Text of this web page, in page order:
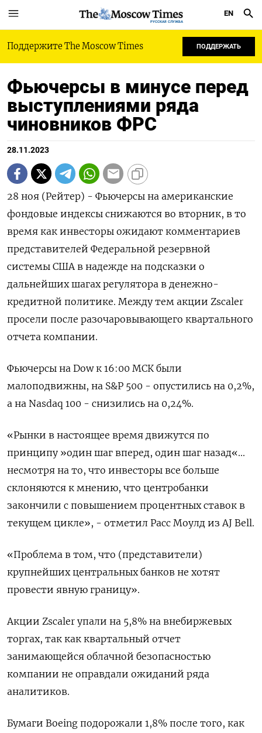
РУССКАЯ СЛУЖБА
EN
Поддержите The Moscow Times ПОДДЕРЖАТЬ
Фьючерсы в минусе перед
выступлениями ряда
чиновников ФРС
28.11.2023
28 ноя (Рейтер) - Фьючерсы на американские
фондовые индексы снижаются во вторник, в то
время как инвесторы ожидают комментариев
представителей Федеральной резервной
системы США в надежде на подсказки о
дальнейших шагах регулятора в денежно-
кредитной политике. Между тем акции Zscaler
просели после разочаровывающего квартального
отчета компании.
Фьючерсы на Dow к 16:00 МСК были
малоподвижны, на S&P 500 - опустились на 0,2%,
а на Nasdaq 100 - снизились на 0,24%.
«Рынки в настоящее время движутся по
принципу »один шаг вперед, один шаг назад«...
несмотря на то, что инвесторы все больше
склоняются к мнению, что центробанки
закончили с повышением процентных ставок в
текущем цикле», - отметил Расс Моулд из AJ Bell.
«Проблема в том, что (представители)
крупнейших центральных банков не хотят
провести явную границу».
Акции Zscaler упали на 5,8% на внебиржевых
торгах, так как квартальный отчет
занимающейся облачной безопасностью
компании не оправдали ожиданий ряда
аналитиков.
Бумаги Boeing подорожали 1,8% после того, как